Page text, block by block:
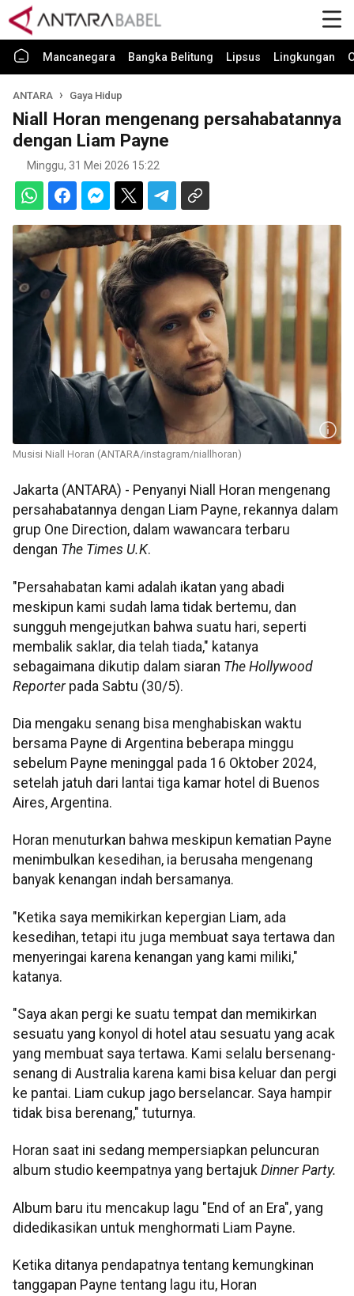
Mancanegara Bangka Belitung Lipsus Lingkungan
ANTARA Gaya Hidup
Niall Horan mengenang persahabatannya
dengan Liam Payne
Minggu, 31 Mei 2026 15:22
Musisi Niall Horan (ANTARA/instagram/niallhoran)
Jakarta (ANTARA) - Penyanyi Niall Horan mengenang
persahabatannya dengan Liam Payne, rekannya dalam
grup One Direction, dalam wawancara terbaru
dengan The Times U.K.
"Persahabatan kami adalah ikatan yang abadi
meskipun kami sudah lama tidak bertemu, dan
sungguh mengejutkan bahwa suatu hari, seperti
membalik saklar, dia telah tiada," katanya
sebagaimana dikutip dalam siaran The Hollywood
Reporterpada Sabtu (30/5).
Dia mengaku senang bisa menghabiskan waktu
bersama Payne di Argentina beberapa minggu
sebelum Payne meninggal pada 16 Oktober 2024,
setelah jatuh dari lantai tiga kamar hotel di Buenos
Aires, Argentina.
Horan menuturkan bahwa meskipun kematian Payne
menimbulkan kesedihan, ia berusaha mengenang
banyak kenangan indah bersamanya.
"Ketika saya memikirkan kepergian Liam, ada
kesedihan, tetapi itu juga membuat saya tertawa dan
menyeringai karena kenangan yang kami miliki,"
katanya.
"Saya akan pergi ke suatu tempat dan memikirkan
sesuatu yang konyol di hotel atau sesuatu yang acak
yang membuat saya tertawa. Kami selalu bersenang-
senang di Australia karena kami bisa keluar dan pergi
ke pantai. Liam cukup jago berselancar. Saya hampir
tidak bisa berenang," tuturnya.
Horan saat ini sedang mempersiapkan peluncuran
album studio keempatnya yang bertajuk Dinner Party.
Album baru itu mencakup lagu "End of an Era", yang
didedikasikan untuk menghormati Liam Payne.
Ketika ditanya pendapatnya tentang kemungkinan
tanggapan Payne tentang lagu itu, Horan